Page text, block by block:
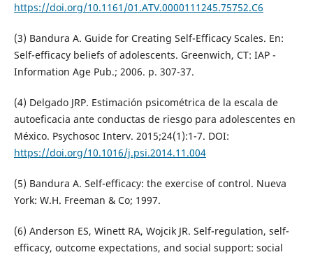
https://doi.org/10.1161/01.ATV.0000111245.75752.C6
(3) Bandura A. Guide for Creating Self-Efficacy Scales. En:
Self-efficacy beliefs of adolescents. Greenwich, CT: IAP -
Information Age Pub.; 2006. p. 307-37.
(4) Delgado JRP. Estimación psicométrica de la escala de
autoeficacia ante conductas de riesgo para adolescentes en
México. Psychosoc Interv. 2015;24(1):1-7. DOI:
https://doi.org/10.1016/j.psi.2014.11.004
(5) Bandura A. Self-efficacy: the exercise of control. Nueva
York: W.H. Freeman & Co; 1997.
(6) Anderson ES, Winett RA, Wojcik JR. Self-regulation, self-
efficacy, outcome expectations, and social support: social